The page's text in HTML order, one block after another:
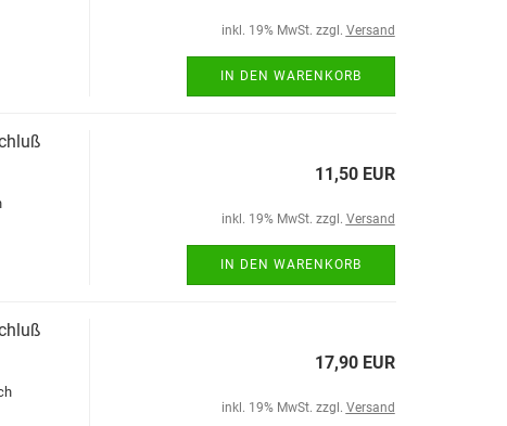
inkl. 19% MwSt. zzgl. Versand
IN DEN WARENKORB
11,50 EUR
inkl. 19% MwSt. zzgl. Versand
IN DEN WARENKORB
17,90 EUR
inkl. 19% MwSt. zzgl. Versand